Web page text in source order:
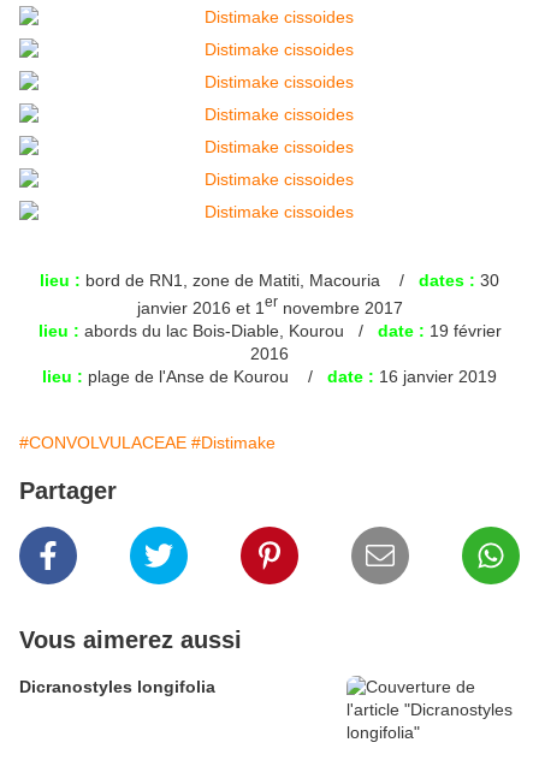
lieu : bord de RN1, zone de Matiti, Macouria / dates : 30
janvier 2016 et 1 er novembre 2017
lieu : abords du lac Bois-Diable, Kourou / date : 19 février
2016
lieu : plage de l'Anse de Kourou / date : 16 janvier 2019
#CONVOLVULACEAE #Distimake
Partager
Vous aimerez aussi
Dicranostyles longifolia